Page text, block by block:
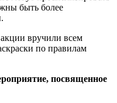
быть более
вручили всем
по правилам
посвященное